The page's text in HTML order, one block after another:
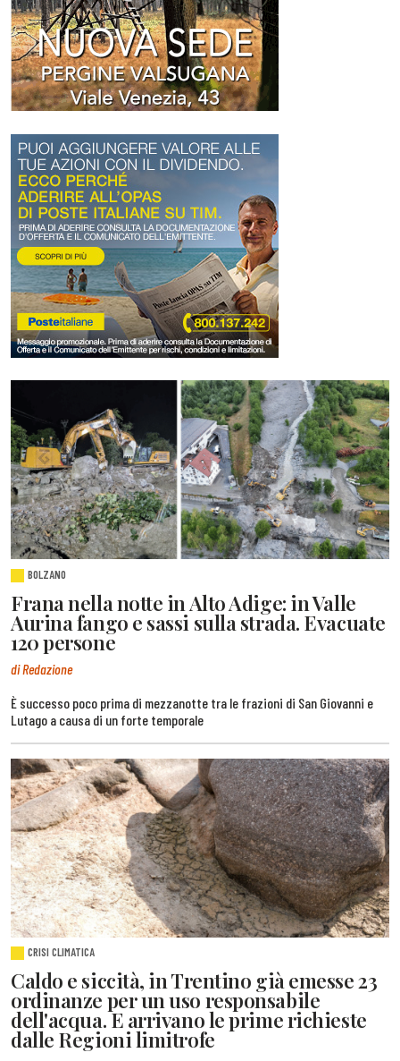
BOLZANO
Frana nella notte in Alto Adige: in Valle
Aurina fango e sassi sulla strada. Evacuate
120 persone
di Redazione
È successo poco prima di mezzanotte tra le frazioni di San Giovanni e
Lutago a causa di un forte temporale
CRISI CLIMATICA
Caldo e siccità, in Trentino già emesse 23
ordinanze per un uso responsabile
dell'acqua. E arrivano le prime richieste
dalle Regioni limitrofe